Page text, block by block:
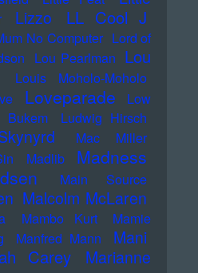
Lizzo LL Cool J
No Computer Lord of
Lou Pearlman Lou
Louis Moholo-Moholo
Loveparade
Low
Bukem Ludwig Hirsch
Mac Miller
Madlib
Madness
Main Source
Malcolm McLaren
Mambo Kurt
Mamie
Manfred Mann Mani
Carey
Marianne